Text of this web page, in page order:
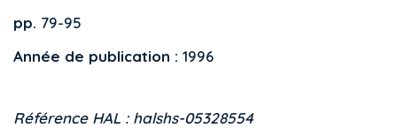
pp. 79-95
Année de publication : 1996
Référence HAL : halshs-05328554